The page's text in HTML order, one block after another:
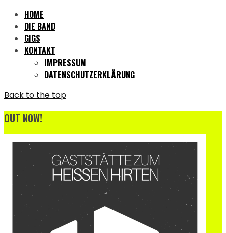
HOME
DIE BAND
GIGS
KONTAKT
IMPRESSUM
DATENSCHUTZERKLÄRUNG
Back to the top
OUT NOW!